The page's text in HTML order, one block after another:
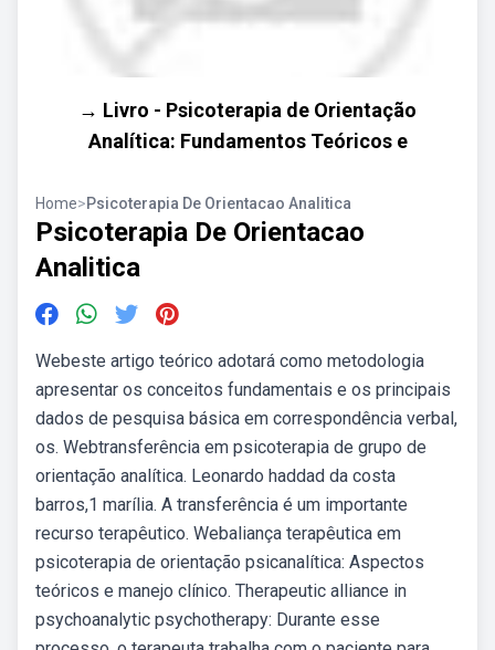
→ Livro - Psicoterapia de Orientação
Analítica: Fundamentos Teóricos e
Home>Psicoterapia De Orientacao Analitica
Psicoterapia De Orientacao
Analitica
Webeste artigo teórico adotará como metodologia
apresentar os conceitos fundamentais e os principais
dados de pesquisa básica em correspondência verbal,
os. Webtransferência em psicoterapia de grupo de
orientação analítica. Leonardo haddad da costa
barros,1 marília. A transferência é um importante
recurso terapêutico. Webaliança terapêutica em
psicoterapia de orientação psicanalítica: Aspectos
teóricos e manejo clínico. Therapeutic alliance in
psychoanalytic psychotherapy: Durante esse